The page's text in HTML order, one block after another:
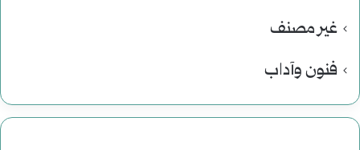
غير مصنف
فنون وآداب